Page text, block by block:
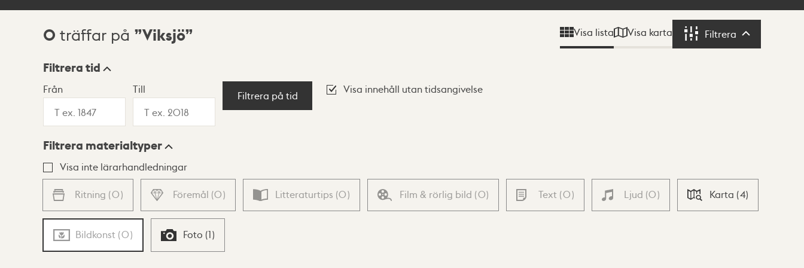
Sökresultat
0 träffar på Viksjö Visa lista Visa karta Filtrera Filtrera
Visningsläge
Lista Karta
Filtrera tid
Från Till
Filtrera på tid
Visa innehåll utan tidsangivelse
Filtrera materialtyper
Visa inte lärarhandledningar
Ritning (0) Föremål (0) Litteraturtips (0) Film & rörlig bild (0) Text (0) Ljud (0) Karta (4)
Bildkonst (0) Foto (1)